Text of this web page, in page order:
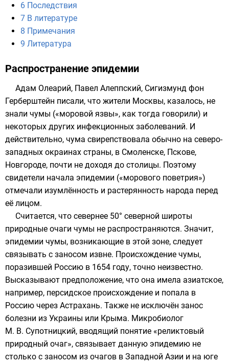
6 Последствия
7 В литературе
8 Примечания
9 Литература
Распространение эпидемии
Адам Олеарий, Павел Алеппский, Сигизмунд фон
Герберштейн писали, что жители Москвы, казалось, не
знали чумы («моровой язвы», как тогда говорили) и
некоторых других инфекционных заболеваний. И
действительно, чума свирепствовала обычно на северо-
западных окраинах страны, в Смоленске, Пскове,
Новгороде, почти не доходя до столицы. Поэтому
свидетели начала эпидемии («морового поветрия»)
отмечали изумлённость и растерянность народа перед
её лицом.
Считается, что севернее 50° северной широты
природные очаги чумы не распространяются. Значит,
эпидемии чумы, возникающие в этой зоне, следует
связывать с заносом извне. Происхождение чумы,
поразившей Россию в 1654 году, точно неизвестно.
Высказывают предположение, что она имела азиатское,
например, персидское происхождение и попала в
Россию через Астрахань. Также не исключён занос
болезни из Украины или Крыма. Микробиолог
М. В. Супотницкий, вводящий понятие «реликтовый
природный очаг», связывает данную эпидемию не
столько с заносом из очагов в Западной Азии и на юге